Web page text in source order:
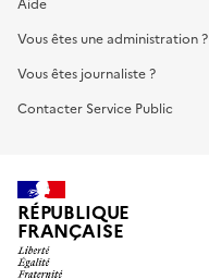
Aide
Vous êtes une administration ?
Vous êtes journaliste ?
Contacter Service Public
RÉPUBLIQUE
FRANÇAISE